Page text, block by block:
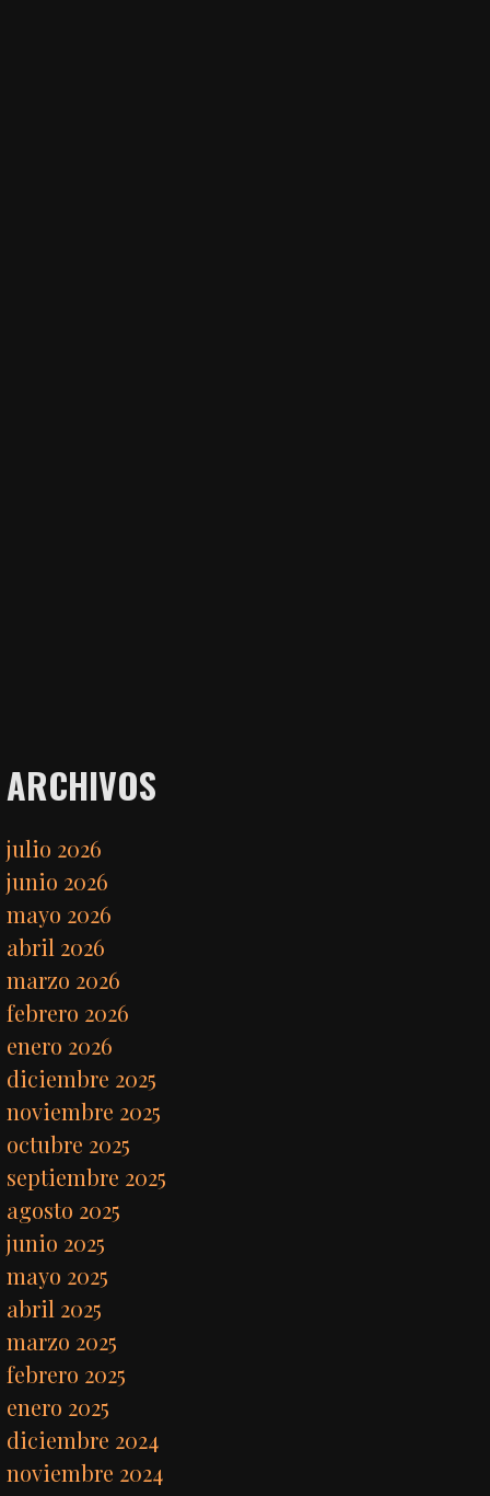
ARCHIVOS
julio 2026
junio 2026
mayo 2026
abril 2026
marzo 2026
febrero 2026
enero 2026
diciembre 2025
noviembre 2025
octubre 2025
septiembre 2025
agosto 2025
junio 2025
mayo 2025
abril 2025
marzo 2025
febrero 2025
enero 2025
diciembre 2024
noviembre 2024